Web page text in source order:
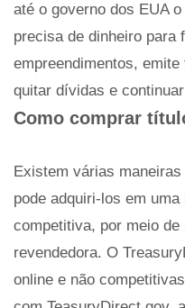
até o governo dos EUA
precisa de dinheiro para
empreendimentos,
quitar dívidas e
Como comprar
Existem várias
pode adquiri-los em
competitiva, por meio
revendedora. O
online e não